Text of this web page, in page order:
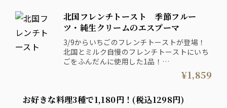
北国フレンチトースト 季節フルー
ツ・純生クリームのエスプーマ
3/9からいちごのフレンチトーストが登場！
北国とミルク自慢のフレンチトーストにいち
ごをふんだんに使用した1品！
エスプーマはお客様の前で仕上げます。
（プラス110円税込でエスプーマを北海道ミ
¥1,859
お好きな料理3種で1,180円！(税込1298円)